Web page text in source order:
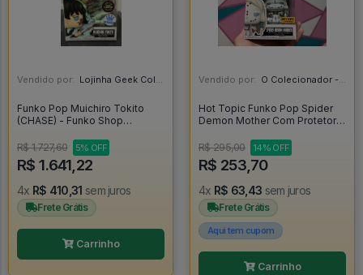
Vendido por: Lojinha Geek Colecionáveis - DF
Funko Pop Muichiro Tokito
(CHASE) - Funko Shop
#1858 *RARO* - FUNKO POP
#1858
R$ 1.727,60 5% OFF
R$ 1.641,22
4x R$ 410,31 sem juros
Frete Grátis
Carrinho
Vendido por: O Colecionador - SP
Hot Topic Funko Pop Spider
Demon Mother Com Protetor -
R$ 295,00
14% OFF
R$ 253,70
4x R$ 63,43 sem juros
Frete Grátis
Aqui tem cupom
Carrinho